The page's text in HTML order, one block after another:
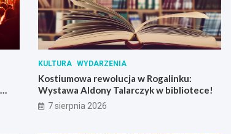
KULTURA WYDARZENIA
Kostiumowa rewolucja w Rogalinku:
Wystawa Aldony Talarczyk w bibliotece!
7 sierpnia 2026